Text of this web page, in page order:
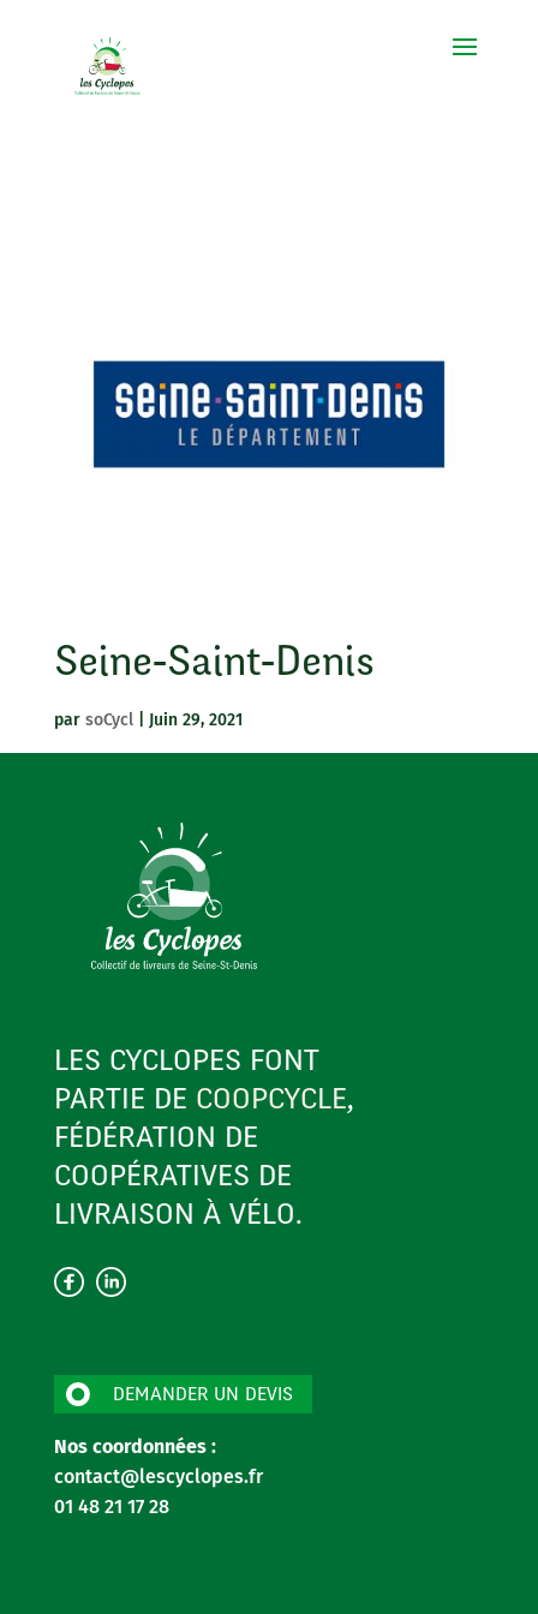
Seine-Saint-Denis
par soCycl| Juin 29, 2021
LES CYCLOPES FONT
PARTIE DE COOPCYCLE,
FÉDÉRATION DE
COOPÉRATIVES DE
LIVRAISON À VÉLO.
DEMANDER UN DEVIS
Nos coordonnées:
contact@lescyclopes.fr
01 48 21 17 28